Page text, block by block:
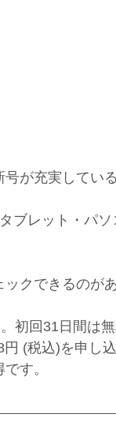
が充実してい
ブレット・パ
クできるのが
初回31日間は
(税込)を申し
す。